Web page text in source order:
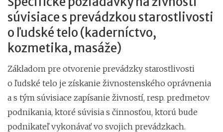
súvisiace s prevádzkou starostlivosti
o ľudské telo (kaderníctvo,
kozmetika, masáže)
Základom pre otvorenie prevádzky starostlivosti
o ľudské telo je získanie živnostenského oprávnenia
a s tým súvisiace zapísanie živností, resp. predmetov
podnikania, ktoré súvisia s činnosťou, ktorú bude
podnikateľ vykonávať vo svojich prevádzkach.